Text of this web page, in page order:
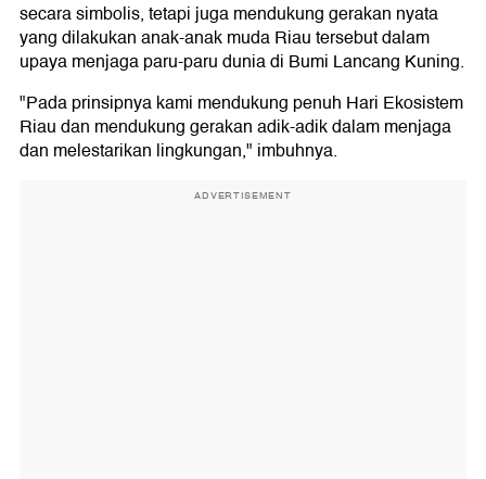
secara simbolis, tetapi juga mendukung gerakan nyata
yang dilakukan anak-anak muda Riau tersebut dalam
upaya menjaga paru-paru dunia di Bumi Lancang Kuning.
"Pada prinsipnya kami mendukung penuh Hari Ekosistem
Riau dan mendukung gerakan adik-adik dalam menjaga
dan melestarikan lingkungan," imbuhnya.
ADVERTISEMENT